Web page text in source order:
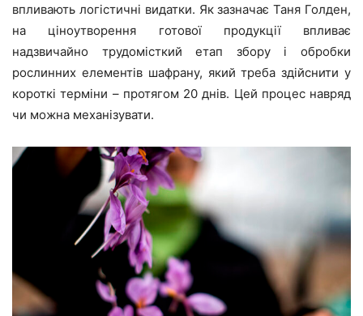
впливають логістичні видатки. Як зазначає Таня Голден,
на ціноутворення готової продукції впливає
надзвичайно трудомісткий етап збору і обробки
рослинних елементів шафрану, який треба здійснити у
короткі терміни – протягом 20 днів. Цей процес навряд
чи можна механізувати.